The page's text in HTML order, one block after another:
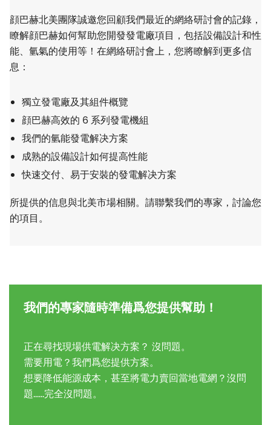
顔巴赫北美團隊誠邀您回顧我們最近的網絡研討會的記錄，
瞭解顔巴赫如何幫助您開發發電廠項目，包括設備設計和性
能、氫氣的使用等！在網絡研討會上，您將瞭解到更多信
息：
獨立發電廠及其組件概覽
顔巴赫高效的 6 系列發電機組
我們的氫能發電解决方案
成熟的設備設計如何提高性能
快速交付、易于安裝的發電解决方案
所提供的信息與北美市場相關。請聯繫我們的專家，討論您
的項目。
我們的專家隨時準備爲您提供幫助！
正在尋找現場供電解决方案？ 沒問題。
需要用電？我們爲您提供方案。
想要降低能源成本，甚至將電力賣回當地電網？沒問
題……完全沒問題。